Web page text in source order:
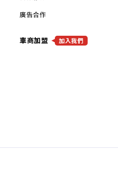
廣告合作
車商加盟 加入我們